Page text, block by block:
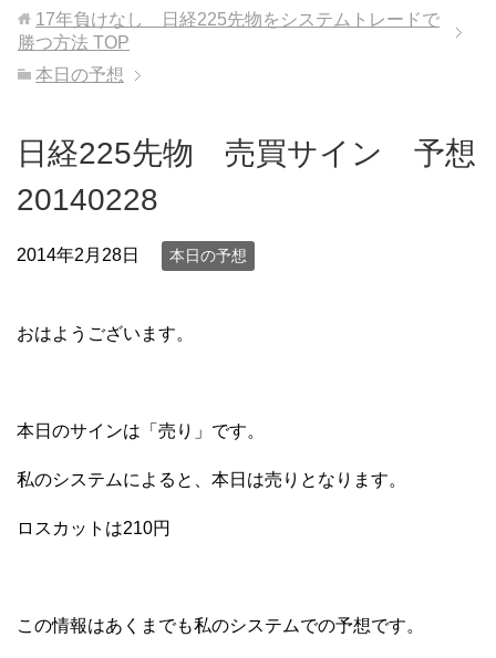
17年負けなし 日経225先物をシステムトレードで
勝つ方法 TOP
本日の予想
日経225先物 売買サイン 予想
20140228
2014年2月28日 本日の予想
おはようございます。
本日のサインは「売り」です。
私のシステムによると、本日は売りとなります。
ロスカットは210円
この情報はあくまでも私のシステムでの予想です。